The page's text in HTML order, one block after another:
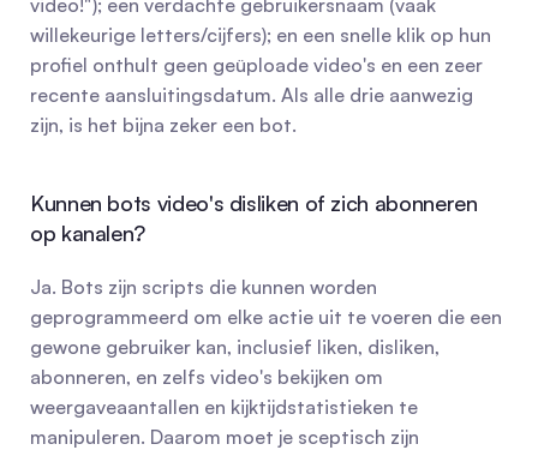
video!"); een verdachte gebruikersnaam (vaak
willekeurige letters/cijfers); en een snelle klik op hun
profiel onthult geen geüploade video's en een zeer
recente aansluitingsdatum. Als alle drie aanwezig
zijn, is het bijna zeker een bot.
Kunnen bots video's disliken of zich abonneren
op kanalen?
Ja. Bots zijn scripts die kunnen worden
geprogrammeerd om elke actie uit te voeren die een
gewone gebruiker kan, inclusief liken, disliken,
abonneren, en zelfs video's bekijken om
weergaveaantallen en kijktijdstatistieken te
manipuleren. Daarom moet je sceptisch zijn